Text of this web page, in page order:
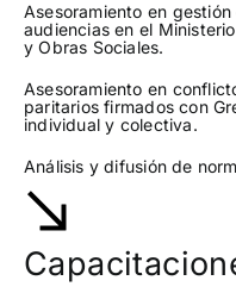
Asesoramiento en
audiencias en el
y Obras Sociales.
Asesoramiento en
paritarios firmados con
individual y colectiva.
Análisis y difusión de